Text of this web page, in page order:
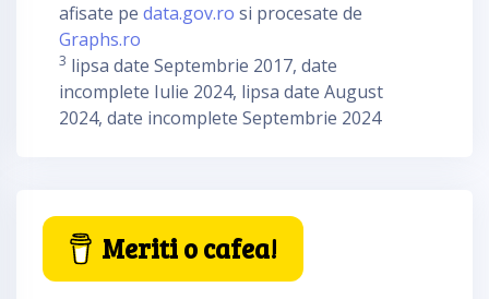
afisate pe data.gov.ro si procesate de
Graphs.ro
3 lipsa date Septembrie 2017, date
incomplete Iulie 2024, lipsa date August
2024, date incomplete Septembrie 2024
Meriti o cafea!